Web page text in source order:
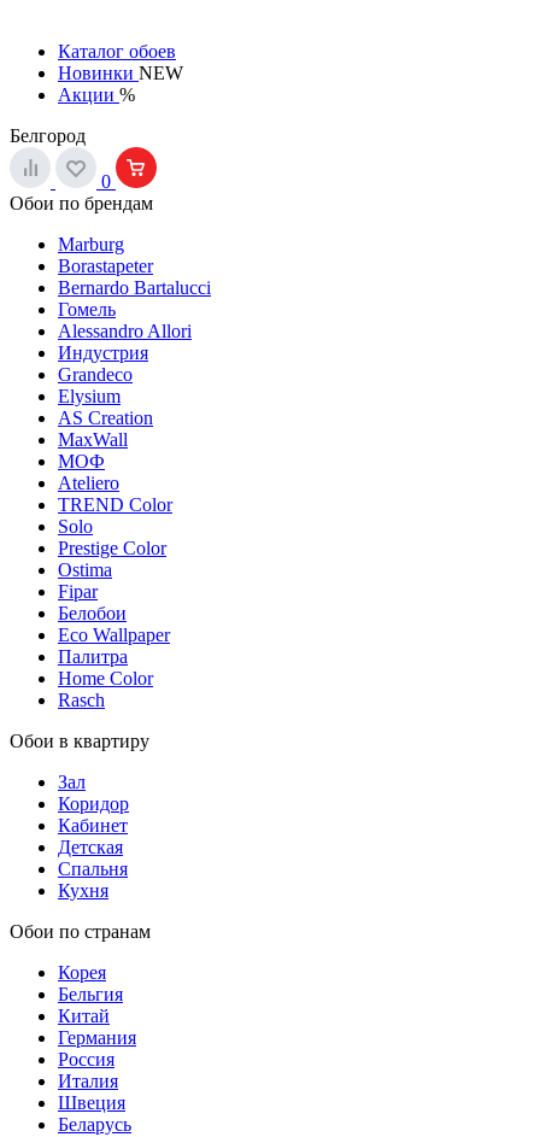
Каталог обоев
Новинки NEW
Акции %
Белгород
0
Обои по брендам
Marburg
Borastapeter
Bernardo Bartalucci
Гомель
Alessandro Allori
Индустрия
Grandeco
Elysium
AS Creation
MaxWall
МОФ
Ateliero
TREND Color
Solo
Prestige Color
Ostima
Fipar
Белобои
Eco Wallpaper
Палитра
Home Color
Rasch
Обои в квартиру
Зал
Коридор
Кабинет
Детская
Спальня
Кухня
Обои по странам
Корея
Бельгия
Китай
Германия
Россия
Италия
Швеция
Беларусь